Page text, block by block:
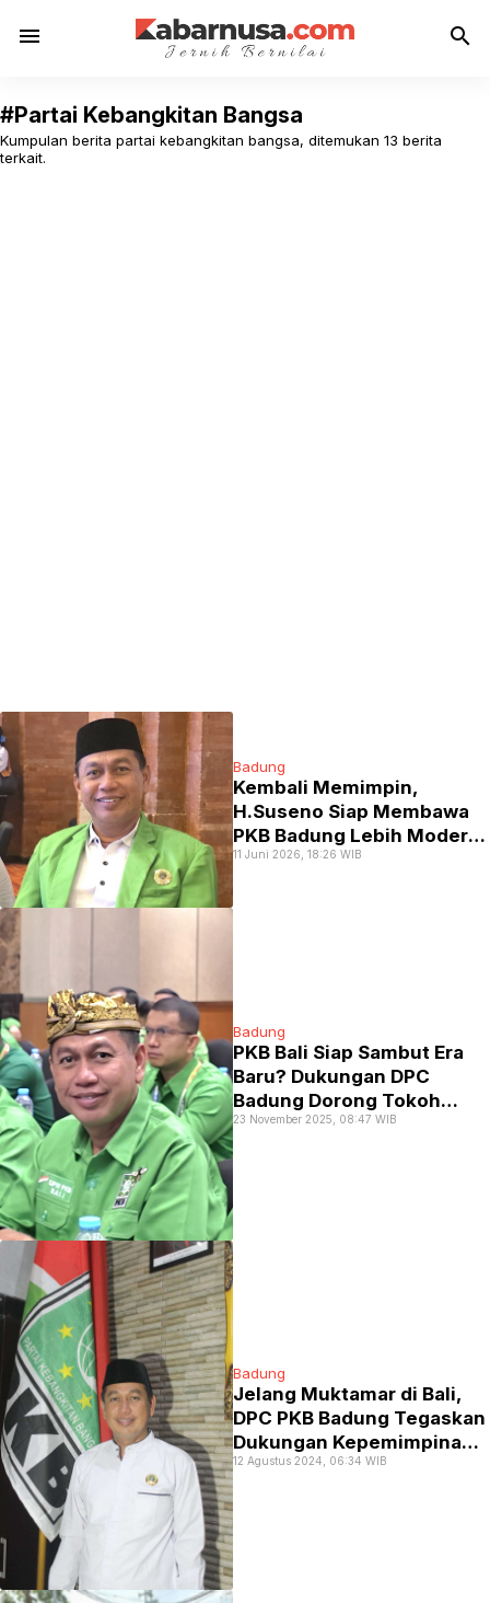
menu search
#Partai Kebangkitan Bangsa
Kumpulan berita partai kebangkitan bangsa, ditemukan 13 berita
terkait.
Badung
Kembali Memimpin,
H.Suseno Siap Membawa
PKB Badung Lebih Modern,
Solutif dan Inklusif
11 Juni 2026, 18:26 WIB
Badung
PKB Bali Siap Sambut Era
Baru? Dukungan DPC
Badung Dorong Tokoh
Muda Visioner Ahmad
23 November 2025, 08:47 WIB
Badung
Jelang Muktamar di Bali,
DPC PKB Badung Tegaskan
Dukungan Kepemimpinan
Muhaimin Iskandar
12 Agustus 2024, 06:34 WIB